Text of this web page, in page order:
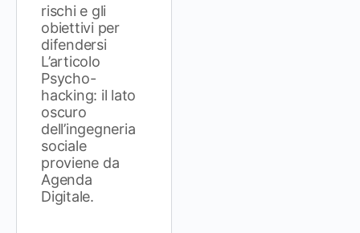
rischi e gli
obiettivi per
difendersi
L’articolo
Psycho-
hacking: il lato
oscuro
dell’ingegneria
sociale
proviene da
Agenda
Digitale.